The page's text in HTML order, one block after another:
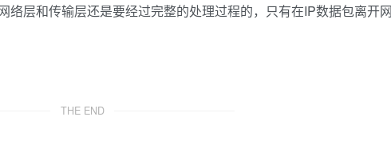
络层和传输层还是要经过完整的处理过程的，只有在IP数据包离开
THE END